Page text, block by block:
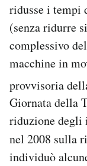
ridusse i tempi
(senza ridurre
complessivo
macchine in
provvisoria
Giornata della
riduzione degli
nel 2008 sulla
individuò